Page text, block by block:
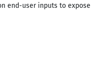
end-user inputs to